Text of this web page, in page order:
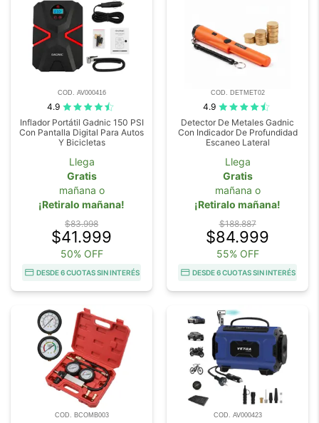
COD. AV000416
4.9
Inflador Portátil Gadnic 150 PSI
Con Pantalla Digital Para Autos
Y Bicicletas
Llega
Gratis
mañana o
¡Retiralo mañana!
$83.998
$41.999
50% OFF
DESDE 6 CUOTAS SIN INTERÉS
COD. DETMET02
4.9
Detector De Metales Gadnic
Con Indicador De Profundidad
Escaneo Lateral
Llega
Gratis
mañana o
¡Retiralo mañana!
$188.887
$84.999
55% OFF
DESDE 6 CUOTAS SIN INTERÉS
COD. BCOMB003 COD. AV000423